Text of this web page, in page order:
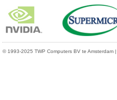
© 1993-2025 TWP Computers BV te Amsterdam |